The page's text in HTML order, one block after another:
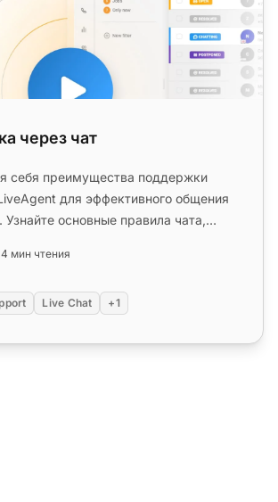
через чат
себя преимущества поддержки
для эффективного общения
Узнайте основные правила чата,
4 мин чтения
Live Chat +1